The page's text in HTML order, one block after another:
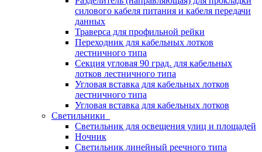
силового кабеля питания и кабеля передачи
данных
Траверса для профильной рейки
Переходник для кабельных лотков
лестничного типа
Секция угловая 90 град. для кабельных
лотков лестничного типа
Угловая вставка для кабельных лотков
лестничного типа
Угловая вставка для кабельных лотков
Светильники
Светильник для освещения улиц и площадей
Ночник
Светильник линейный реечного типа